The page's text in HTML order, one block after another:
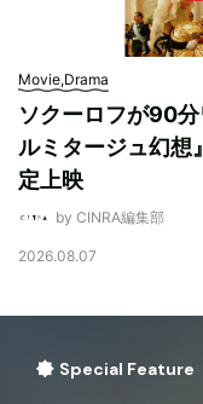
Movie,Drama
ソクーロフが90
ルミタージュ幻想
定上映
by CINRA編集部
2026.08.07
Special Feature